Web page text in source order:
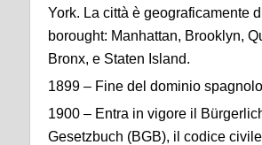
York. La città è geograficamente
borought: Manhattan, Brooklyn,
Bronx, e Staten Island.
1899 – Fine del dominio
1900 – Entra in vigore il
Gesetzbuch (BGB), il codice